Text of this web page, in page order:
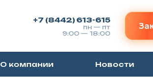
+7 (8442) 613-615
пн — пт
9:00 — 18:00
О компании Новости